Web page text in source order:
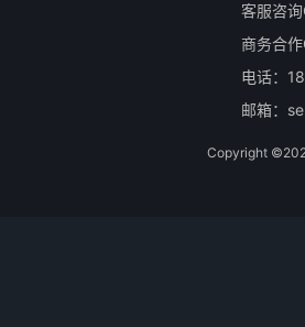
客服咨
商务合
电话：
邮箱：
Copyright